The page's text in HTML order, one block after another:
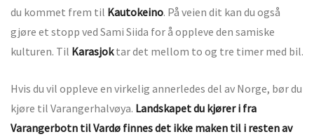
du kommet frem til Kautokeino. På veien dit kan du også
gjøre et stopp ved Sami Siida for å oppleve den samiske
kulturen. Til Karasjoktar det mellom to og tre timer med bil.
Hvis du vil oppleve en virkelig annerledes del av Norge, bør du
kjøre til Varangerhalvøya. Landskapet du kjører i fra
Varangerbotn til Vardø finnes det ikke maken til i resten av